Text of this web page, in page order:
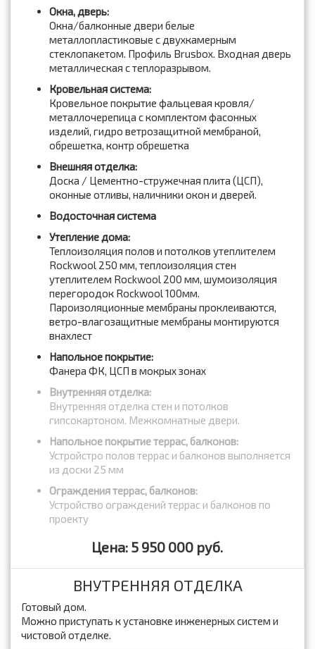
Окна, дверь:
Окна/балконные двери белые
металлопластиковые с двухкамерным
стеклопакетом. Профиль Brusbox. Входная дверь
металлическая с теплоразрывом.
Кровельная система:
Кровельное покрытие фальцевая кровля/
металлочерепица с комплектом фасонных
изделий, гидро ветрозащитной мембраной,
обрешетка, контр обрешетка
Внешняя отделка:
Доска / Цементно-стружечная плита (ЦСП),
оконные отливы, наличники окон и дверей.
Водосточная система
Утепление дома:
Теплоизоляция полов и потолков утеплителем
Rockwool 250 мм, теплоизоляция стен
утеплителем Rockwool 200 мм, шумоизоляция
перегородок Rockwool 100мм.
Пароизоляционные мембраны проклеиваются,
ветро-влагозащитные мембраны монтируются
внахлест
Напольное покрытие:
Фанера ФК, ЦСП в мокрых зонах
Внутренняя отделка:
Внутренняя отделка стен и потолков
гипсокартоном. Межкомнатные двери.
Напольное покрытие террас, балконов:
Устройстро полов террас и балконов выполняется
из доски 25 мм
Ограждения террас, балконов:
Устройство ограждений террас и балконов по
проекту
Цена: 5 950 000 руб.
ВНУТРЕННЯЯ ОТДЕЛКА
Готовый дом.
Можно приступать к установке инженерных систем и
чистовой отделке.